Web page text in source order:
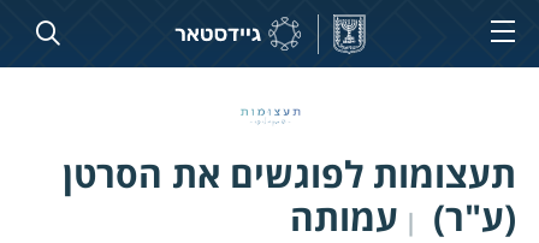
תעצומות לפוגשים את הסרטן
(ע"ר)
| עמותה